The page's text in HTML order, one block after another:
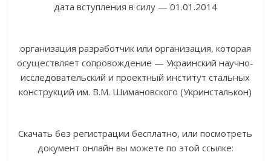
дата вступления в силу — 01.01.2014
организация разработчик или организация, которая
осуществляет сопровождение — Украинский научно-
исследовательский и проектный институт стальных
конструкций им. В.М. Шимановского (Укринсталькон)
Скачать без регистрации бесплатно, или посмотреть
документ онлайн вы можете по этой ссылке: